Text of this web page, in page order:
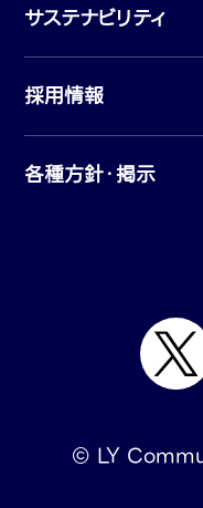
サステナビリティ
採用情報
各種方針・掲示
© LY